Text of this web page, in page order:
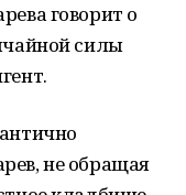
говорит о
силы
не обращая